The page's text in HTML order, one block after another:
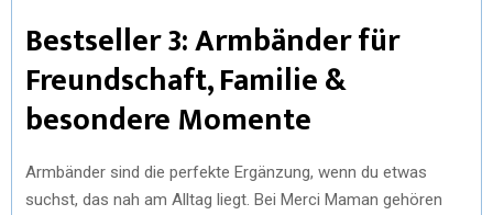
Bestseller 3: Armbänder für
Freundschaft, Familie &
besondere Momente
Armbänder sind die perfekte Ergänzung, wenn du etwas
suchst, das nah am Alltag liegt. Bei Merci Maman gehören